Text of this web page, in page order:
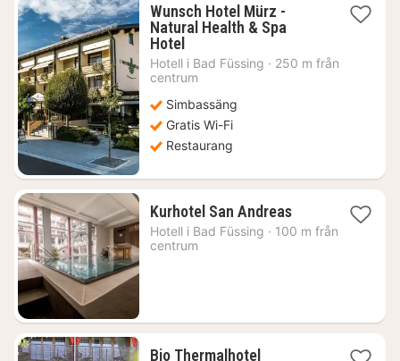
Wunsch Hotel Mürz -
Natural Health & Spa
Hotel1
natt
från
kr.
Hotell i Bad Füssing · 250 m från
centrum
Simbassäng
Gratis Wi-Fi
Restaurang
Kurhotel San Andreas1
natt
Hotell i Bad Füssing · 100 m från
centrum
Bio Thermalhotel